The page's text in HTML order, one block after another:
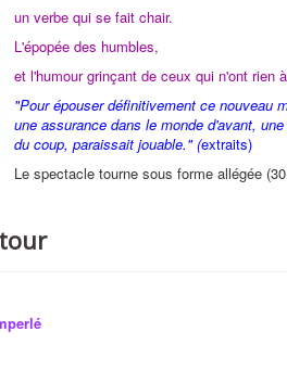
un verbe qui se fait chair.
L'épopée des humbles,
et l'humour grinçant de ceux qui n'ont rien
"Pour épouser définitivement ce nouveau
une assurance dans le monde d'avant,
du coup, paraissait jouable." (extraits)
Le spectacle tourne sous forme allégée